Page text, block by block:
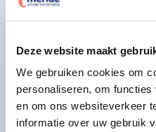
Deze website maakt
We gebruiken cookies om
personaliseren, om
en om ons websiteverkeer
informatie over uw gebruik
Uw telefoonnummer